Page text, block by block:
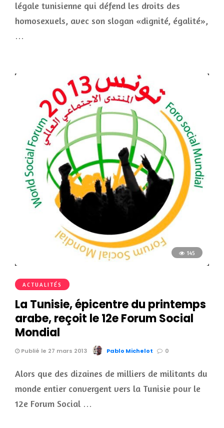
légale tunisienne qui défend les droits des
homosexuels, avec son slogan «dignité, égalité»,
…
145
ACTUALITÉS
La Tunisie, épicentre du printemps
arabe, reçoit le 12e Forum Social
Mondial
Publié le 27 mars 2013 Pablo Michelot 0
Alors que des dizaines de milliers de militants du
monde entier convergent vers la Tunisie pour le
12e Forum Social …